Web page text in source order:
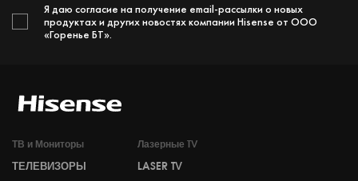
Я даю согласие на получение email-рассылки о новых
продуктах и других новостях компании Hisense от ООО
«Горенье БТ».
ТВ и Мониторы
ТЕЛЕВИЗОРЫ
Лазерные TV
LASER TV